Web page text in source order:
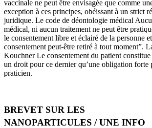
vaccinale ne peut être envisagée que comme
exception à ces principes, obéissant à un strict
juridique. Le code de déontologie médical
médical, ni aucun traitement ne peut être
le consentement libre et éclairé de la personne
consentement peut-être retiré à tout moment”.
Kouchner Le consentement du patient constitue
un droit pour ce dernier qu’une obligation forte
praticien.
BREVET SUR LES
NANOPARTICULES / UNE INFO